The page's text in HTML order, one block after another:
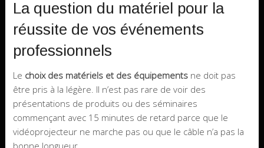
La question du matériel pour la
réussite de vos événements
professionnels
Le choix des matériels et des équipementsne doit pas
être pris à la légère. Il n’est pas rare de voir des
présentations de produits ou des séminaires
commençant avec 15 minutes de retard parce que le
vidéoprojecteur ne marche pas ou que le câble n’a pas la
bonne longueur.